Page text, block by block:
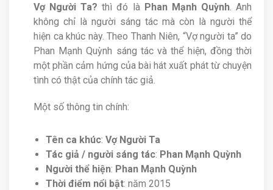
Vợ Người Ta? thì đó là Phan Mạnh Quỳnh. Anh
không chỉ là người sáng tác mà còn là người thể
hiện ca khúc này. Theo Thanh Niên, “Vợ người ta” do
Phan Mạnh Quỳnh sáng tác và thể hiện, đồng thời
một phần cảm hứng của bài hát xuất phát từ chuyện
tình có thật của chính tác giả.
Một số thông tin chính:
Tên ca khúc: Vợ Người Ta
Tác giả / người sáng tác: Phan Mạnh Quỳnh
Người thể hiện: Phan Mạnh Quỳnh
Thời điểm nổi bật: năm 2015